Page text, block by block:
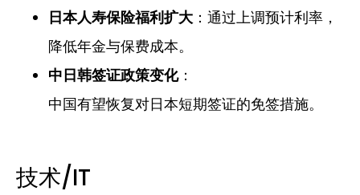
日本人寿保险福利扩大：通过上调预计利率，
降低年金与保费成本。
中日韩签证政策变化：
中国有望恢复对日本短期签证的免签措施。
技术/IT